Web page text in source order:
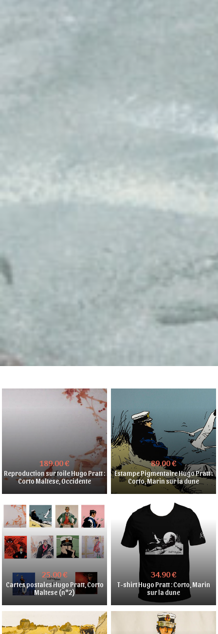
189.00 €
Reproduction sur toile Hugo Pratt :
Corto Maltese, Occidente
89.00 €
Estampe Pigmentaire Hugo Pratt :
Corto, Marin sur la dune
25.00 €
Cartes postales Hugo Pratt, Corto
Maltese (n°2)
34.90 €
T-shirt Hugo Pratt : Corto, Marin
sur la dune